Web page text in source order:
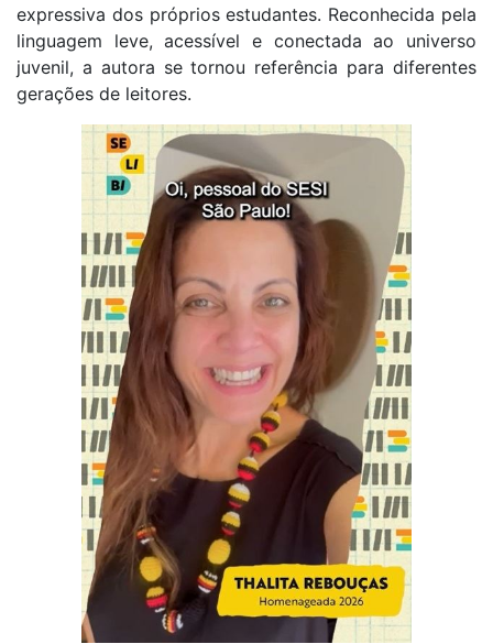
expressiva dos próprios estudantes. Reconhecida pela
linguagem leve, acessível e conectada ao universo
juvenil, a autora se tornou referência para diferentes
gerações de leitores.